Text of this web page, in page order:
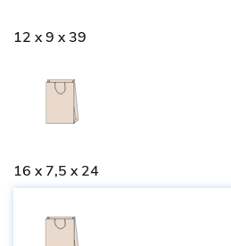
12 x 9 x 39
16 x 7,5 x 24